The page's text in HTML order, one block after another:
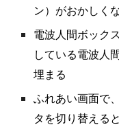
ン）がおかしく
電波人間ボック
している電波人
埋まる
ふれあい画面で
タを切り替える